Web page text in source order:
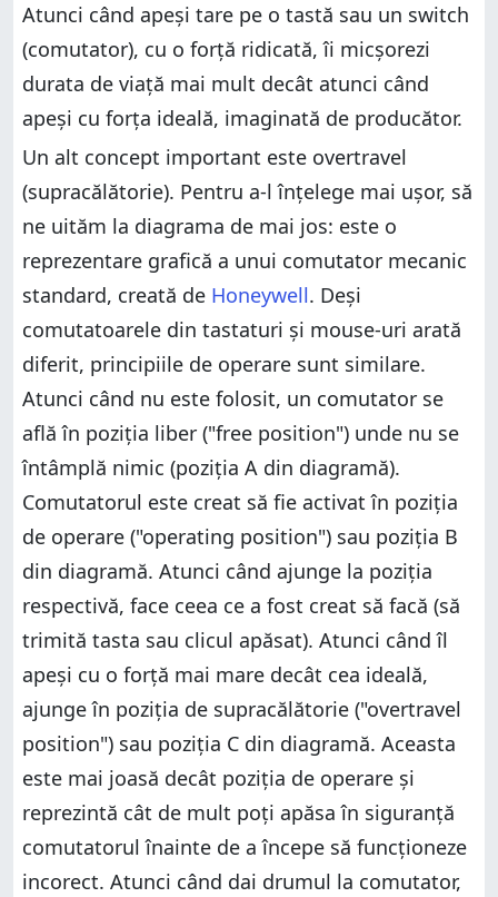
Atunci când apeși tare pe o tastă sau un switch
(comutator), cu o forță ridicată, îi micșorezi
durata de viață mai mult decât atunci când
apeși cu forța ideală, imaginată de producător.
Un alt concept important este overtravel
(supracălătorie). Pentru a-l înțelege mai ușor, să
ne uităm la diagrama de mai jos: este o
reprezentare grafică a unui comutator mecanic
standard, creată de Honeywell. Deși
comutatoarele din tastaturi și mouse-uri arată
diferit, principiile de operare sunt similare.
Atunci când nu este folosit, un comutator se
află în poziția liber ("free position") unde nu se
întâmplă nimic (poziția A din diagramă).
Comutatorul este creat să fie activat în poziția
de operare ("operating position") sau poziția B
din diagramă. Atunci când ajunge la poziția
respectivă, face ceea ce a fost creat să facă (să
trimită tasta sau clicul apăsat). Atunci când îl
apeși cu o forță mai mare decât cea ideală,
ajunge în poziția de supracălătorie ("overtravel
position") sau poziția C din diagramă. Aceasta
este mai joasă decât poziția de operare și
reprezintă cât de mult poți apăsa în siguranță
comutatorul înainte de a începe să funcționeze
incorect. Atunci când dai drumul la comutator,